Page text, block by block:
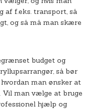
af f.eks. transport, så
og så må man skære
budget og
så bør
man ønsker at
Vil man vælge at bruge
hjælp og